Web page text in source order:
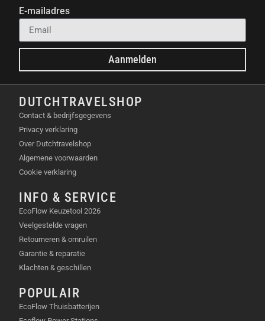
E-mailadres
Aanmelden
DUTCHTRAVELSHOP
Contact & bedrijfsgegevens
Privacy verklaring
Over Dutchtravelshop
Algemene voorwaarden
Cookie verklaring
INFO & SERVICE
EcoFlow Keuzetool 2026
Veelgestelde vragen
Retourneren & omruilen
Garantie & reparatie
Klachten & geschillen
POPULAIR
EcoFlow Thuisbatterijen